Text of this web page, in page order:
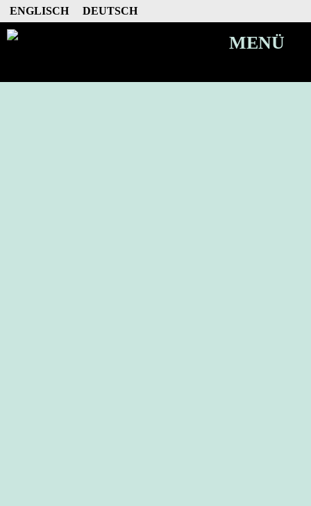
ENGLISCH DEUTSCH
MENÜ